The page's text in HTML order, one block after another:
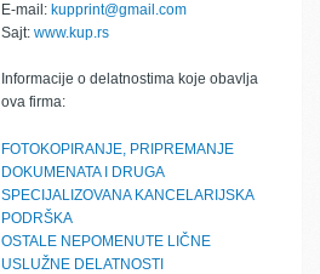
E-mail: kupprint@gmail.com
Sajt: www.kup.rs
Informacije o delatnostima koje obavlja
ova firma:
FOTOKOPIRANJE, PRIPREMANJE
DOKUMENATA I DRUGA
SPECIJALIZOVANA KANCELARIJSKA
PODRŠKA
OSTALE NEPOMENUTE LIČNE
USLUŽNE DELATNOSTI